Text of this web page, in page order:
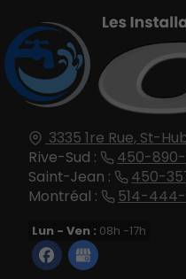
3335 1re Rue, St-
Rive-Sud :
450-
Saint-Jean :
450-
Montréal :
514-
Lun - Ven : 08h -17h